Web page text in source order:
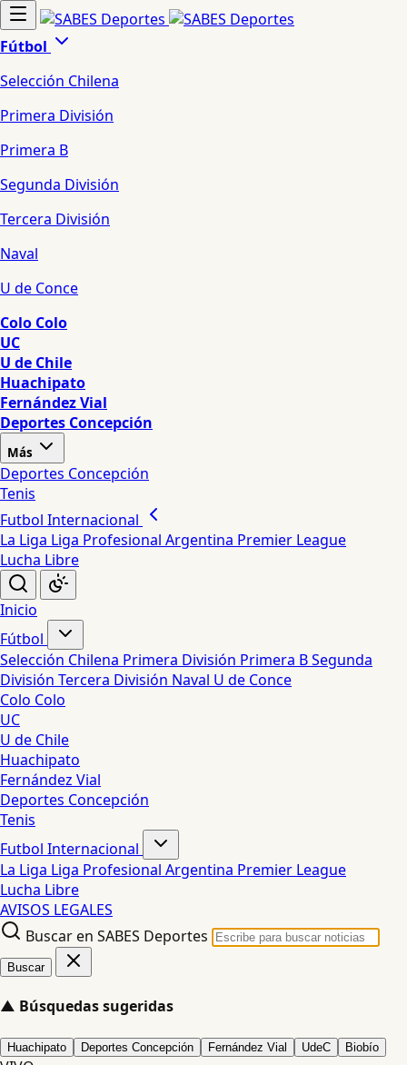
Fútbol
Selección Chilena
Primera División
Primera B
Segunda División
Tercera División
Naval
U de Conce
Colo Colo
UC
U de Chile
Huachipato
Fernández Vial
Deportes Concepción
Más
Deportes Concepción
Tenis
Futbol Internacional
La Liga Liga Profesional Argentina Premier League
Lucha Libre
Inicio
Fútbol
Selección Chilena Primera División Primera BSegunda
División Tercera División Naval U de Conce
Colo Colo
UC
U de Chile
Huachipato
Fernández Vial
Deportes Concepción
Tenis
Futbol Internacional
La Liga Liga Profesional Argentina Premier League
Lucha Libre
AVISOS LEGALES
Buscar en SABES Deportes
Buscar
▲ Búsquedas sugeridas
Huachipato Deportes Concepción Fernández Vial UdeC Biobío